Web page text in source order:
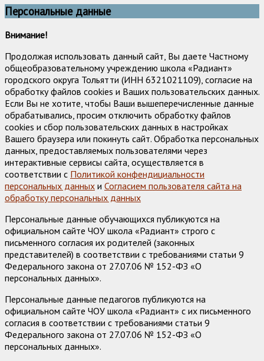
Персональные данные
Внимание!
Продолжая использовать данный сайт, Вы даете Частному
общеобразовательному учреждению школа «Радиант»
городского округа Тольятти (ИНН 6321021109), согласие на
обработку файлов cookies и Ваших пользовательских данных.
Если Вы не хотите, чтобы Ваши вышеперечисленные данные
обрабатывались, просим отключить обработку файлов
cookies и сбор пользовательских данных в настройках
Вашего браузера или покинуть сайт. Обработка персональных
данных, предоставляемых пользователями через
интерактивные сервисы сайта, осуществляется в
соответствии с Политикой конфендициальности
персональных данных и Согласием пользователя сайта на
обработку персональных данных
Персональные данные обучающихся публикуются на
официальном сайте ЧОУ школа «Радиант» строго с
письменного согласия их родителей (законных
представителей) в соответствии с требованиями статьи 9
Федерального закона от 27.07.06 № 152-ФЗ «О
персональных данных».
Персональные данные педагогов публикуются на
официальном сайте ЧОУ школа «Радиант» с их письменного
согласия в соответствии с требованиями статьи 9
Федерального закона от 27.07.06 № 152-ФЗ «О
персональных данных».